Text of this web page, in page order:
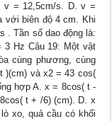
v = 12,5cm/s. D. v =
với biên độ 4 cm. Khi
. Tần số dao động là:
Hz Câu 19: Một vật
cùng phương, cùng
)(cm) và x2 = 43 cos(
hợp A. x = 8cos( t -
t + /6) (cm). D. x
xo, quả cầu có khối